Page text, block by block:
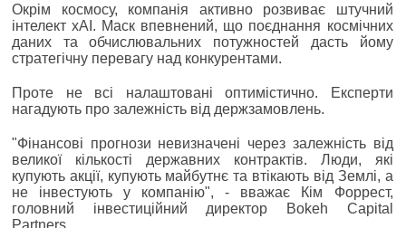
Окрім космосу, компанія активно розвиває штучний
інтелект xAI. Маск впевнений, що поєднання космічних
даних та обчислювальних потужностей дасть йому
стратегічну перевагу над конкурентами.
Проте не всі налаштовані оптимістично. Експерти
нагадують про залежність від держзамовлень.
"Фінансові прогнози невизначені через залежність від
великої кількості державних контрактів. Люди, які
купують акції, купують майбутнє та втікають від Землі, а
не інвестують у компанію", - вважає Кім Форрест,
головний інвестиційний директор Bokeh Capital
Partners.